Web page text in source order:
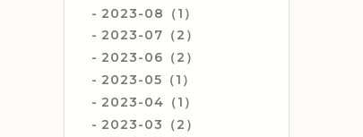
2023-08（1）
2023-07（2）
2023-06（2）
2023-05（1）
2023-04（1）
2023-03（2）